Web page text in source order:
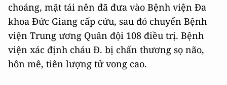
choáng, mặt tái nên đã đưa vào Bệnh viện Đa
khoa Đức Giang cấp cứu, sau đó chuyển Bệnh
viện Trung ương Quân đội 108 điều trị. Bệnh
viện xác định cháu Đ. bị chấn thương sọ não,
hôn mê, tiên lượng tử vong cao.